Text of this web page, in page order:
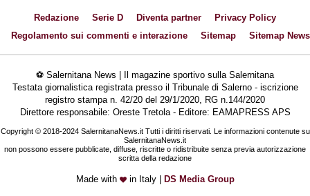
Redazione Serie D Diventa partner
Privacy Policy
Regolamento sui commenti e interazione
Sitemap Sitemap News
⚽ Salernitana News | Il magazine sportivo sulla Salernitana
Testata giornalistica registrata presso il Tribunale di Salerno - iscrizione
registro stampa n. 42/20 del 29/1/2020, RG n.144/2020
Direttore responsabile: Oreste Tretola - Editore: EAMAPRESS APS
Copyright © 2018-2024 SalernitanaNews.it Tutti i diritti riservati. Le informazioni contenute su
SalernitanaNews.it
non possono essere pubblicate, diffuse, riscritte o ridistribuite senza previa autorizzazione
scritta della redazione
Made with in Italy | DS Media Group